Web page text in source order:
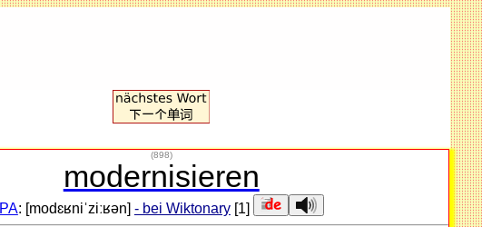
(898)
modernisieren
IPA: [modɛʁniˈziːʁən] - bei Wiktonary[1]